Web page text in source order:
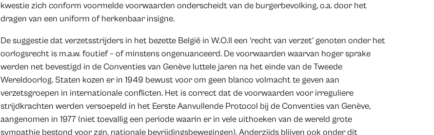
kwestie zich conform voormelde voorwaarden onderscheidt van de burgerbevolking, o.a. door het
dragen van een uniform of herkenbaar insigne.
De suggestie dat verzetsstrijders in het bezette België in W.O.II een ‘recht van verzet’ genoten onder het
oorlogsrecht is m.a.w. foutief – of minstens ongenuanceerd. De voorwaarden waarvan hoger sprake
werden net bevestigd in de Conventies van Genève luttele jaren na het einde van de Tweede
Wereldoorlog. Staten kozen er in 1949 bewust voor om geen blanco volmacht te geven aan
verzetsgroepen in internationale conflicten. Het is correct dat de voorwaarden voor irreguliere
strijdkrachten werden versoepeld in het Eerste Aanvullende Protocol bij de Conventies van Genève,
aangenomen in 1977 (niet toevallig een periode waarin er in vele uithoeken van de wereld grote
sympathie bestond voor zgn. nationale bevrijdingsbewegingen). Anderzijds blijven ook onder dit